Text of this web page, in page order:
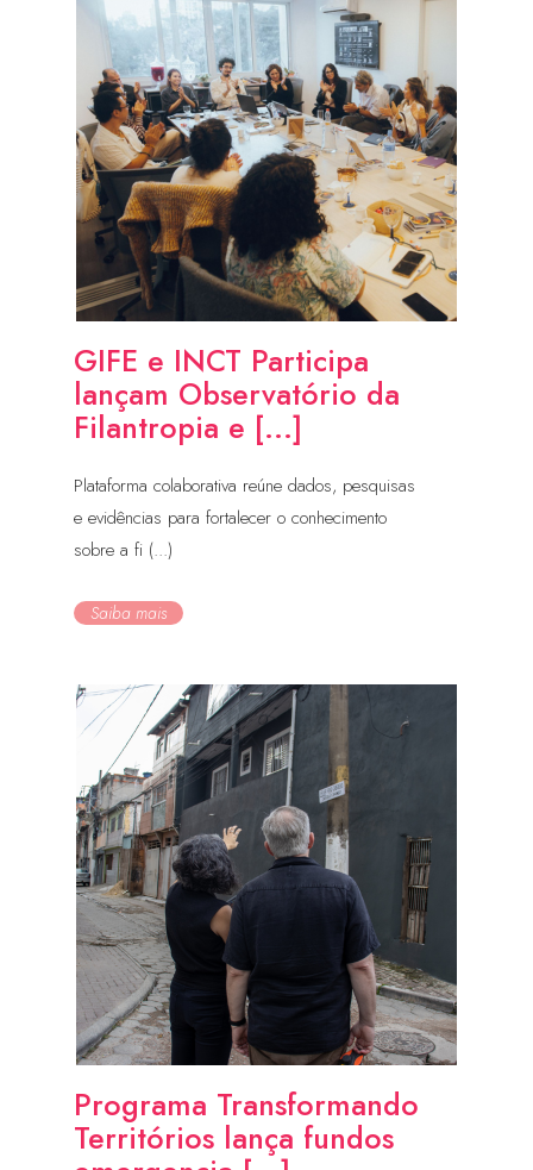
GIFE e INCT Participa
lançam Observatório da
Filantropia e [...]
Plataforma colaborativa reúne dados, pesquisas
e evidências para fortalecer o conhecimento
sobre a fi (...)
Saiba mais
Programa Transformando
Territórios lança fundos